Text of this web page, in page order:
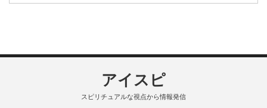
アイスピ
スピリチュアルな視点から情報発信